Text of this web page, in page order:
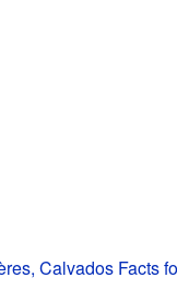
Calvados Facts